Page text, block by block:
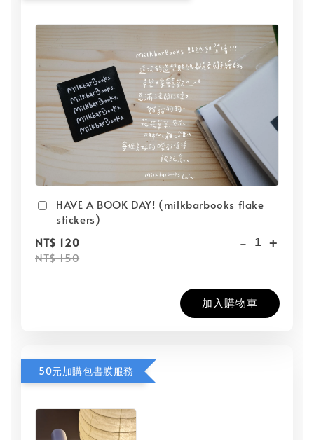
HAVE A BOOK DAY! (milkbarbooks flake
stickers)
NT$ 120
NT$ 150
- +
加入購物車
50元加購包書膜服務